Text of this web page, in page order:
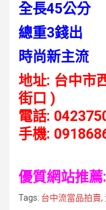
全長45公分
總重3錢出
時尚新主流
地址: 台中市
街口 )
電話:
手機:
優質網站推薦:
Tags: 台中流當品拍賣,